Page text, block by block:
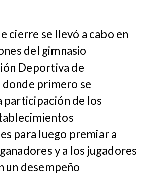
cierre se llevó a cabo en
del gimnasio
Deportiva de
donde primero se
participación de los
para luego premiar a
y a los jugadores
un desempeño